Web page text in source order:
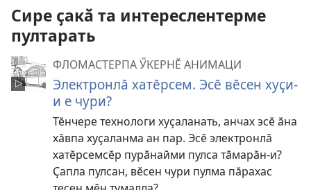
Сире ҫакӑ та интереслентерме
пултарать
ФЛОМАСТЕРПА ӲКЕРНӖ АНИМАЦИ
Электронлӑ хатӗрсем. Эсӗ вӗсен хуҫи-
и е чури?
Тӗнчере технологи хуҫаланать, анчах эсӗ ӑна
хӑвпа хуҫаланма ан пар. Эсӗ электронлӑ
хатӗрсемсӗр пурӑнайми пулса тӑмарӑн-и?
Ҫапла пулсан, вӗсен чури пулма пӑрахас